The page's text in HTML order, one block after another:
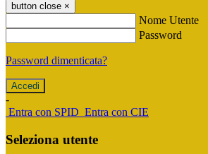
button close ×
Nome Utente
Password
Password dimenticata?
-
Entra con SPID Entra con CIE
Seleziona utente